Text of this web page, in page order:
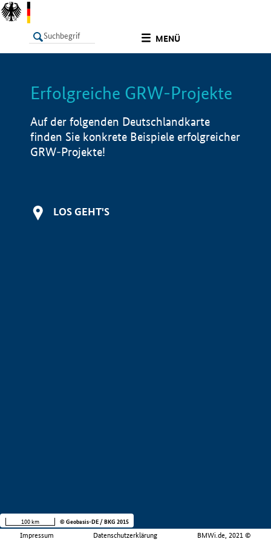
MENÜ
LISTE Info
Erfolgreiche GRW-Projekte
Auf der folgenden Deutschlandkarte
finden Sie konkrete Beispiele erfolgreicher
GRW-Projekte!
LOS GEHT'S
Impressum Datenschutzerklärung BMWi.de, 2021 ©
100 km © Geobasis-DE / BKG 2015